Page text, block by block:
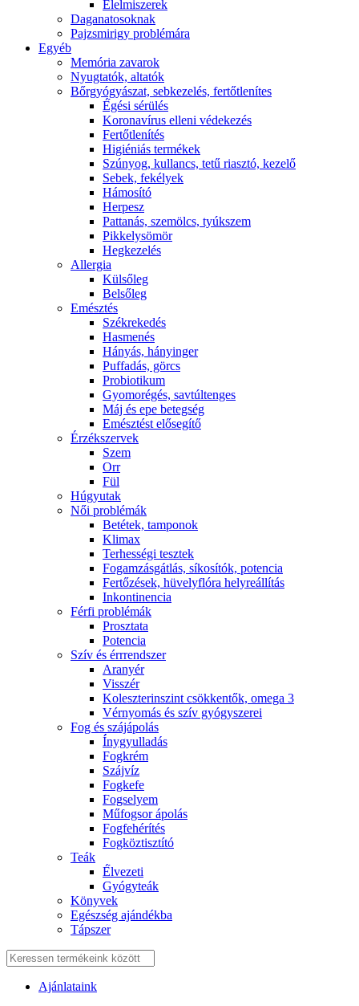
É́lelmiszerek
Daganatosoknak
Pajzsmirigy problémára
Egyéb
Memória zavarok
Nyugtatók, altatók
Bőrgyógyászat, sebkezelés, fertőtlenítes
É́gési sérülés
Koronavírus elleni védekezés
Fertőtlenítés
Higiéniás termékek
Szúnyog, kullancs, tetű riasztó, kezelő
Sebek, fekélyek
Hámosító
Herpesz
Pattanás, szemölcs, tyúkszem
Pikkelysömör
Hegkezelés
Allergia
Külsőleg
Belsőleg
Emésztés
Székrekedés
Hasmenés
Hányás, hányinger
Puffadás, görcs
Probiotikum
Gyomorégés, savtúltenges
Máj és epe betegség
Emésztést elősegítő
Érzékszervek
Szem
Orr
Fül
Húgyutak
Női problémák
Betétek, tamponok
Klimax
Terhességi tesztek
Fogamzásgátlás, síkosítók, potencia
Fertőzések, hüvelyflóra helyreállítás
Inkontinencia
Férfi problémák
Prosztata
Potencia
Szív és érrrendszer
Aranyér
Visszér
Koleszterinszint csökkentők, omega 3
Vérnyomás és szív gyógyszerei
Fog és szájápolás
Í́nygyulladás
Fogkrém
Szájvíz
Fogkefe
Fogselyem
Műfogsor ápolás
Fogfehérítés
Fogköztisztító
Teák
É́lvezeti
Gyógyteák
Könyvek
Egészség ajándékba
Tápszer
Ajánlataink